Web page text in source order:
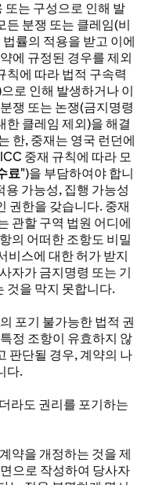
또는 구성으로 인해 발
든 분쟁 또는 클레임(비
률의 적용을 받고 이에
에 규정된 경우를 제외
칙에 따라 법적 구속력
로 인해 발생하거나 이
쟁 또는 논쟁(금지명령
한 클레임 제외)을 해결
한, 중재는 영국 런던에
중재 규칙에 따라 모
료")을 부담하여야 합니
용 가능성, 집행 가능성
권한을 갖습니다. 중재
관할 구역 법원 어디에
의 어떠한 조항도 비밀
비스에 대한 허가 받지
자가 금지명령 또는 기
것을 막지 못합니다.
포기 불가능한 법적 권
정 조항이 유효하지 않
판단될 경우, 계약의 나
다.
라도 권리를 포기하는
약을 개정하는 것을 제
으로 작성하여 당사자